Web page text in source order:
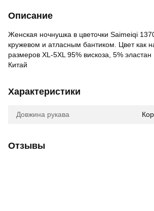
Описание
Женская ночнушка в цветочки Saimeiqi
кружевом и атласным бантиком. Цвет как
размеров XL-5XL 95% вискоза, 5% эластан
Китай
Характеристики
Довжина рукава
Отзывы